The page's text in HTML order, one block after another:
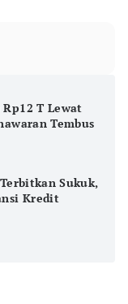
T Lewat
Tembus
Sukuk,
Kredit